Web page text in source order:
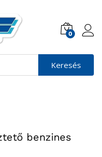
0
Keresés
benzines